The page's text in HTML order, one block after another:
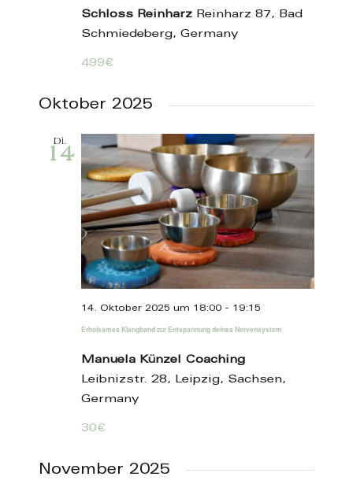
Schloss Reinharz Reinharz 87, Bad
Schmiedeberg, Germany
499€
Oktober 2025
Di.
14
Erholsames Klangband zur Entspannung deines Nervensystem
14. Oktober 2025 um 18:00 - 19:15
Manuela Künzel Coaching
Leibnizstr. 28, Leipzig, Sachsen,
Germany
30€
November 2025